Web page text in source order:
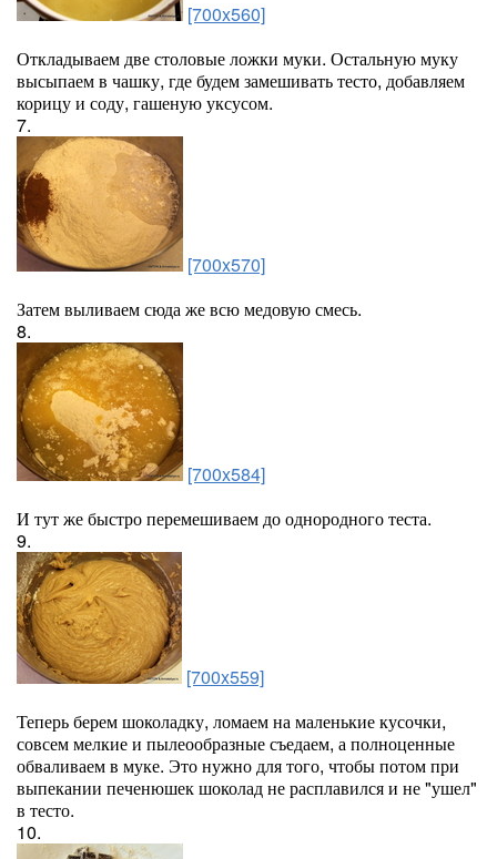
[700x560]
Откладываем две столовые ложки муки. Остальную муку
высыпаем в чашку, где будем замешивать тесто, добавляем
корицу и соду, гашеную уксусом.
7.
[700x570]
Затем выливаем сюда же всю медовую смесь.
8.
[700x584]
И тут же быстро перемешиваем до однородного теста.
9.
[700x559]
Теперь берем шоколадку, ломаем на маленькие кусочки,
совсем мелкие и пылеообразные съедаем, а полноценные
обваливаем в муке. Это нужно для того, чтобы потом при
выпекании печенюшек шоколад не расплавился и не "ушел"
в тесто.
10.